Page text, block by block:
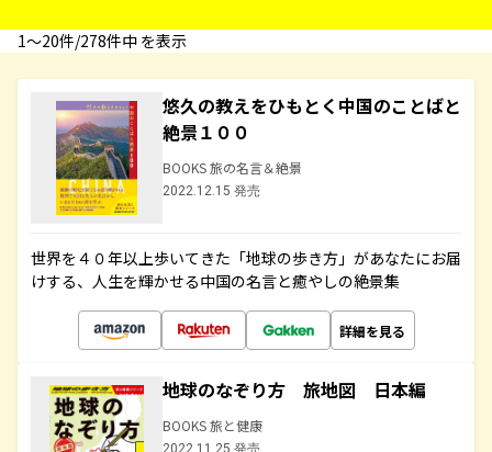
1〜20件/278件中 を表示
悠久の教えをひもとく中国のことばと
絶景１００
BOOKS 旅の名言＆絶景
2022.12.15 発売
世界を４０年以上歩いてきた「地球の歩き方」があなたにお届
けする、人生を輝かせる中国の名言と癒やしの絶景集
詳細を見る
地球のなぞり方 旅地図 日本編
BOOKS 旅と健康
2022.11.25 発売